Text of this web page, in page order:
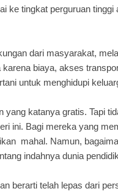
ke tingkat perguruan tinggi
dari masyarakat,
biaya, akses
untuk menghidupi
yang katanya gratis. Tapi
ini. Bagi mereka yang
mahal. Namun,
indahnya dunia
berarti telah lepas dari